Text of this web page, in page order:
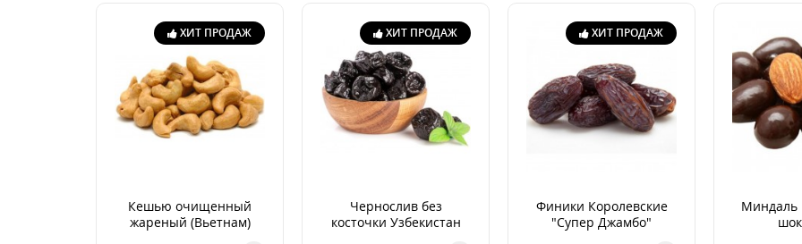
ХИТ ПРОДАЖ
Кешью очищенный
жареный (Вьетнам)
ХИТ ПРОДАЖ
Чернослив без
косточки Узбекистан
ХИТ ПРОДАЖ
Финики Королевские
"Супер Джамбо"
Миндаль